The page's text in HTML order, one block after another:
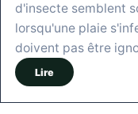
d'insecte semblent
lorsqu'une plaie
doivent pas être
Lire